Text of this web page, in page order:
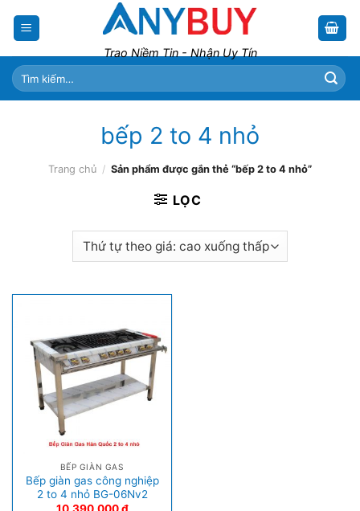
Trao Niềm Tin - Nhận Uy Tín
Tìm
kiếm:
bếp 2 to 4 nhỏ
Trang chủ / Sản phẩm được gắn thẻ “bếp 2 to 4 nhỏ”
LỌC
BẾP GIÀN GAS
Bếp giàn gas công nghiệp
2 to 4 nhỏ BG-06Nv2